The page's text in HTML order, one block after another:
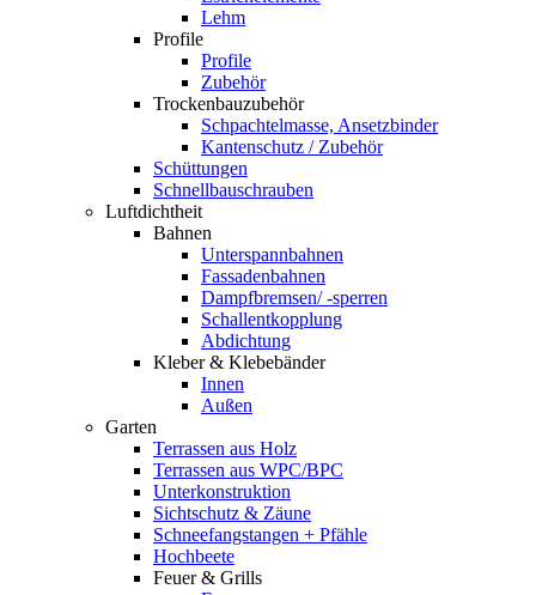
Lehm
Profile
Profile
Zubehör
Trockenbauzubehör
Schpachtelmasse, Ansetzbinder
Kantenschutz / Zubehör
Schüttungen
Schnellbauschrauben
Luftdichtheit
Bahnen
Unterspannbahnen
Fassadenbahnen
Dampfbremsen/ -sperren
Schallentkopplung
Abdichtung
Kleber & Klebebänder
Innen
Außen
Garten
Terrassen aus Holz
Terrassen aus WPC/BPC
Unterkonstruktion
Sichtschutz & Zäune
Schneefangstangen + Pfähle
Hochbeete
Feuer & Grills